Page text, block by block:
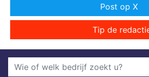
Post op X
Tip de